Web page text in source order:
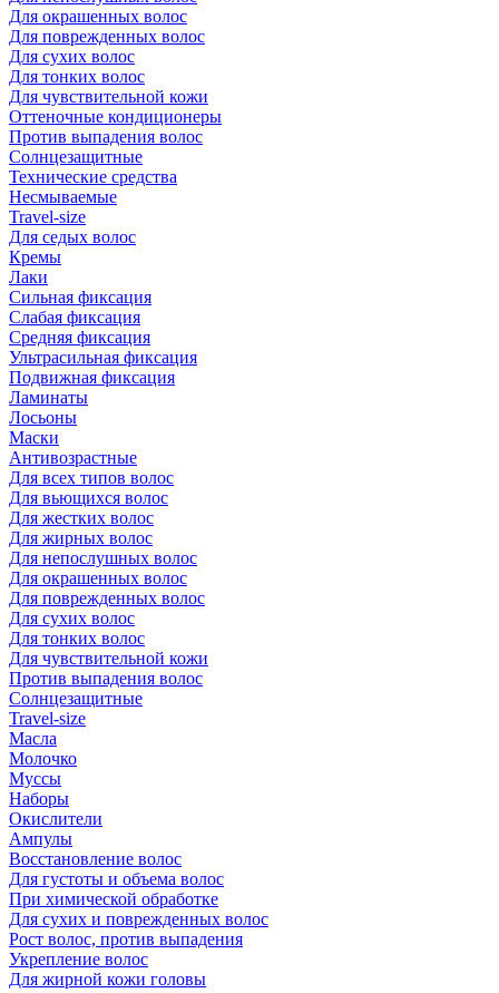
Для окрашенных волос
Для поврежденных волос
Для сухих волос
Для тонких волос
Для чувствительной кожи
Оттеночные кондиционеры
Против выпадения волос
Солнцезащитные
Технические средства
Несмываемые
Travel-size
Для седых волос
Кремы
Лаки
Сильная фиксация
Слабая фиксация
Средняя фиксация
Ультрасильная фиксация
Подвижная фиксация
Ламинаты
Лосьоны
Маски
Антивозрастные
Для всех типов волос
Для вьющихся волос
Для жестких волос
Для жирных волос
Для непослушных волос
Для окрашенных волос
Для поврежденных волос
Для сухих волос
Для тонких волос
Для чувствительной кожи
Против выпадения волос
Солнцезащитные
Travel-size
Масла
Молочко
Муссы
Наборы
Окислители
Ампулы
Восстановление волос
Для густоты и объема волос
При химической обработке
Для сухих и поврежденных волос
Рост волос, против выпадения
Укрепление волос
Для жирной кожи головы